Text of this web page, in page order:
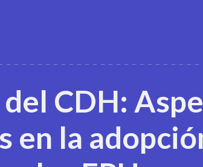
del CDH:
en la